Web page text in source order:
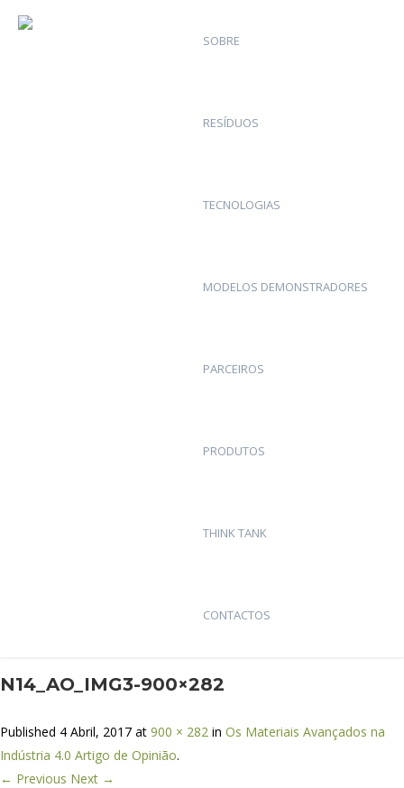
SOBRE
RESÍDUOS
TECNOLOGIAS
MODELOS DEMONSTRADORES
PARCEIROS
PRODUTOS
THINK TANK
CONTACTOS
N14_AO_IMG3-900×282
Published 4 Abril, 2017 at 900 × 282 in Os Materiais Avançados na
Indústria 4.0 Artigo de Opinião.
← Previous Next →